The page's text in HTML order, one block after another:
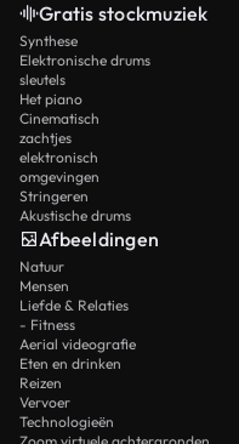
Gratis stockmuziek
Synthese
Elektronische drums
sleutels
Het piano
Cinematisch
zachtjes
elektronisch
omgevingen
Stringeren
Akustische drums
Afbeeldingen
Natuur
Mensen
Liefde & Relaties
- Fitness
Aerial videografie
Eten en drinken
Reizen
Vervoer
Technologieën